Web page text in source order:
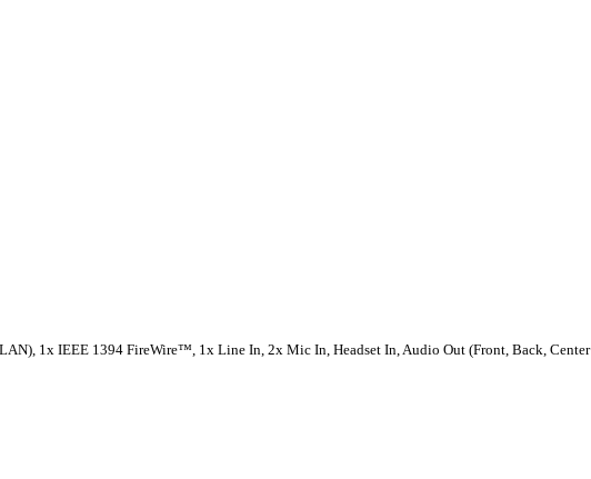
1x IEEE 1394 FireWire™, 1x Line In, 2x Mic In, Headset In, Audio Out (Front, Back, Center